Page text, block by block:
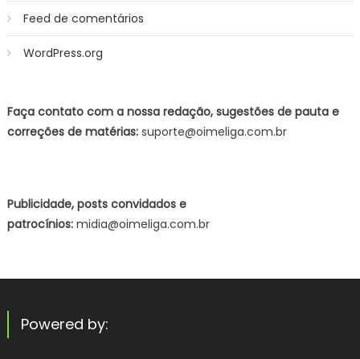
Feed de comentários
WordPress.org
Faça contato com a nossa redação, sugestões de pauta e
correções de matérias:suporte@oimeliga.com.br
Publicidade, posts convidados e
patrocínios:midia@oimeliga.com.br
Powered by: